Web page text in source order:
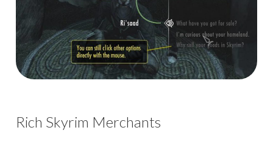
Rich Skyrim Merchants